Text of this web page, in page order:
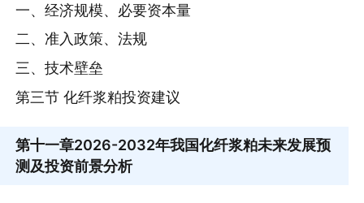
一、经济规模、必要资本量
二、准入政策、法规
三、技术壁垒
第三节 化纤浆粕投资建议
第十一章2026-2032年我国化纤浆粕未来发展预
测及投资前景分析